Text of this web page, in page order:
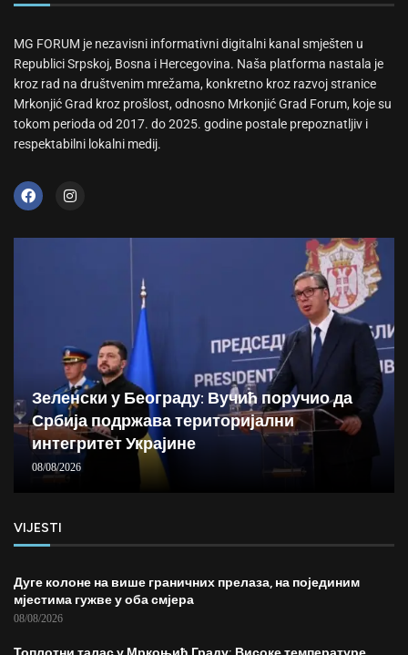
MG FORUM je nezavisni informativni digitalni kanal smješten u
Republici Srpskoj, Bosna i Hercegovina. Naša platforma nastala je
kroz rad na društvenim mrežama, konkretno kroz razvoj stranice
Mrkonjić Grad kroz prošlost, odnosno Mrkonjić Grad Forum, koje su
tokom perioda od 2017. do 2025. godine postale prepoznatljiv i
respektabilni lokalni medij.
Зеленски у Београду: Вучић поручио да
Србија подржава територијални
интегритет Украјине
08/08/2026
VIJESTI
Дуге колоне на више граничних прелаза, на појединим
мјестима гужве у оба смјера
08/08/2026